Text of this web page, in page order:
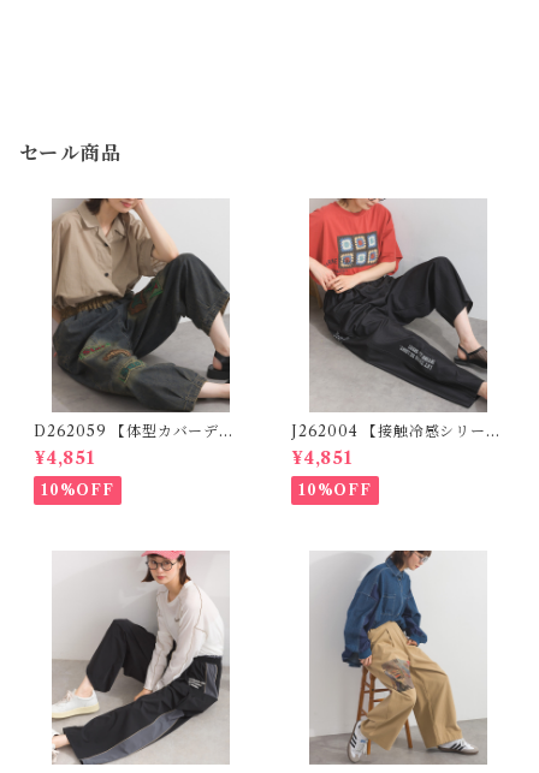
セール商品
D262059 【体型カバーデニ
ムシリーズ】 パッチワークロ
ゴデニムパンツ / Patchwork
Logo Denim Pants
¥4,851
10%OFF
J262004 【接触冷感シリー
ズ】 ツイルワーク風ロゴパン
ツ / Cool Touch Twill Work
Logo Pants (残りわずか)
¥4,851
10%OFF